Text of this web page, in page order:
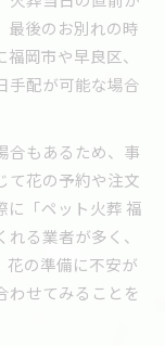
最後のお別れの時
岡市や早良区、
手配が可能な場合
合もあるため、事
て花の予約や注文
に「ペット火葬 福
る業者が多く、
花の準備に不安が
わせてみることを